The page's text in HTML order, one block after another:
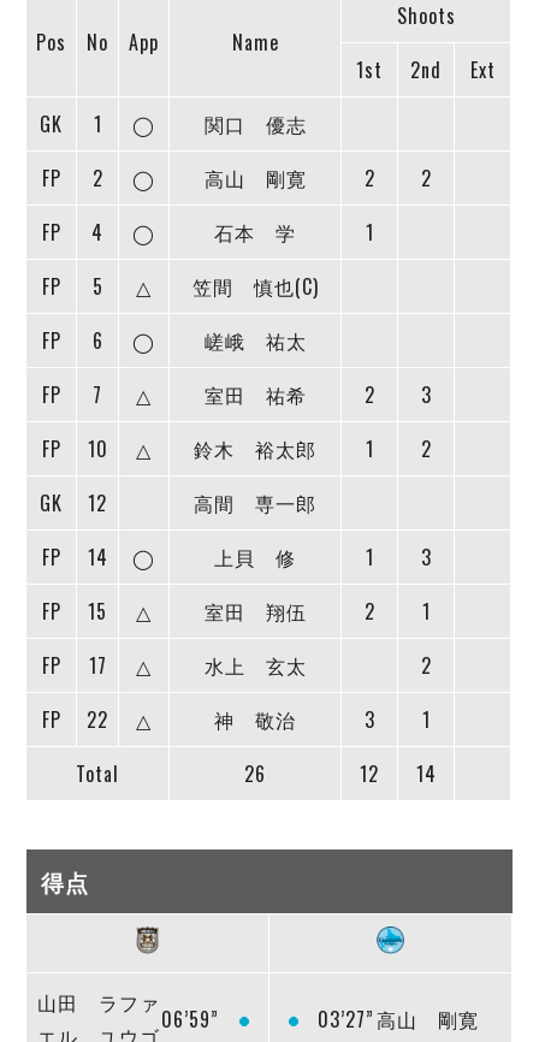
リガーレヴィア葛飾
アグレミーナ浜松
デウソン神戸
ポルセイド浜田
ミラクルスマイル新居浜
Pos No App Name
Shoots
1st
2nd
Ext
GK
1 ◯
関口 優志
FP
2 ◯ 高山 剛寛 2
2
FP
4 ◯ 石本 学
1
FP
5 △
笠間 慎也(C)
FP
6 ◯
嵯峨 祐太
FP
7 △ 室田 祐希 2
3
FP
10 △ 鈴木 裕太郎 1
2
GK
12
高間 専一郎
FP
14 ◯ 上貝 修 1
3
FP
15 △ 室田 翔伍 2
1
FP
17 △ 水上 玄太
2
FP
22 △ 神 敬治 3
1
Total
26 12 14
得点
山田 ラファ
エル ユウゴ
06’59” 03’27”高山 剛寛